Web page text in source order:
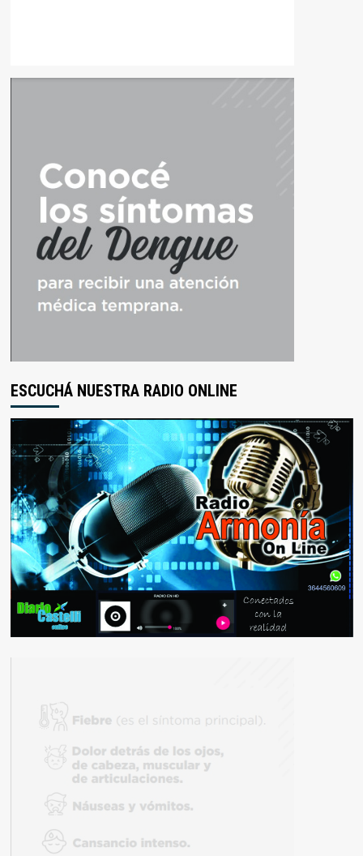
ESCUCHÁ NUESTRA RADIO ONLINE